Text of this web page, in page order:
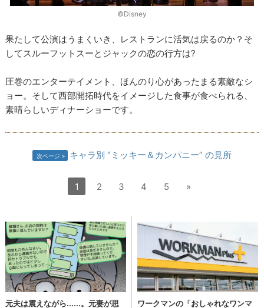
©Disney
果たして公演はうまくいき、レストランに活気は戻るのか？そ
してスルーフットスーとジャックの恋の行方は?
圧巻のエンターテイメント、ほんのり心があったまる素敵なシ
ョー。そして西部開拓時代をイメージした食事が食べられる、
素晴らしいディナーショーです。
次ページ キャラ別 “ミッキー＆カンパニー” の見所
1 2 3 4 5 »